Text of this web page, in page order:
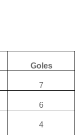
Goles
7
6
4